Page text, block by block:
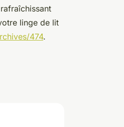
linge de lit
474.